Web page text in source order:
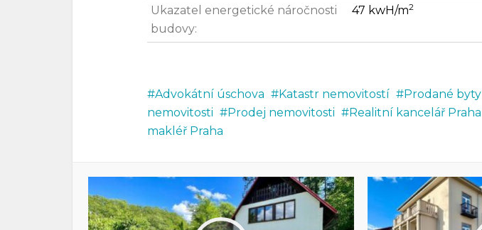
Ukazatel energetické náročnosti
budovy:
47 kwH/m2
Advokátní úschova Katastr nemovitostí Prodané byty
nemovitosti
Prodej nemovitosti Realitní kancelář Praha
makléř Praha